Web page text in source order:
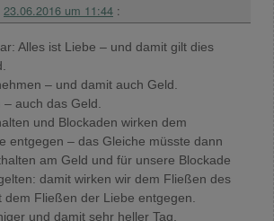
23.06.2016 um 11:44 :
Alles ist Liebe – und damit gilt dies
– und damit auch Geld.
auch das Geld.
und Blockaden wirken dem
entgegen – das Gleiche müsste dann
am Geld und für unsere Blockade
damit wirken wir dem Fließen des
dem Fließen der Liebe entgegen.
und damit sehr heller Tag.